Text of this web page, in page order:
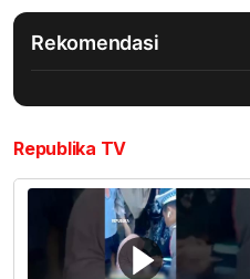
Rekomendasi
Republika TV